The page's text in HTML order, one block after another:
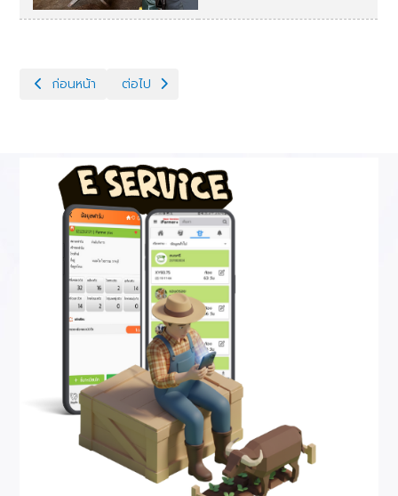
เนื้อหาก่อนหน้า: ข่าวกิจกรรม7 (3)
ก่อนหน้า เนื้อหาถัดไป: ข่าวกิจกรรม7
ต่อไป